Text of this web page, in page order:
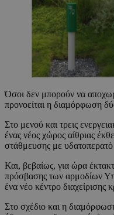
Όσοι δεν μπορούν να
προνοείται η διαμόρφωση
Στο μενού και τρεις
ένας νέος χώρος αίθριας
στάθμευσης με
Και, βεβαίως, για ώρα
πρόσβασης των αρμοδίων
ένα νέο κέντρο διαχείρισης
Στο σχέδιο και η